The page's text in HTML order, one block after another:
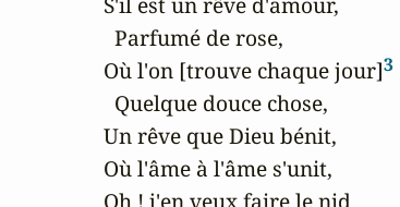
  Parfumé de rose,
Où l'on [trouve chaque jour]3
  Quelque douce chose,
Un rêve que Dieu bénit,
Où l'âme à l'âme s'unit,